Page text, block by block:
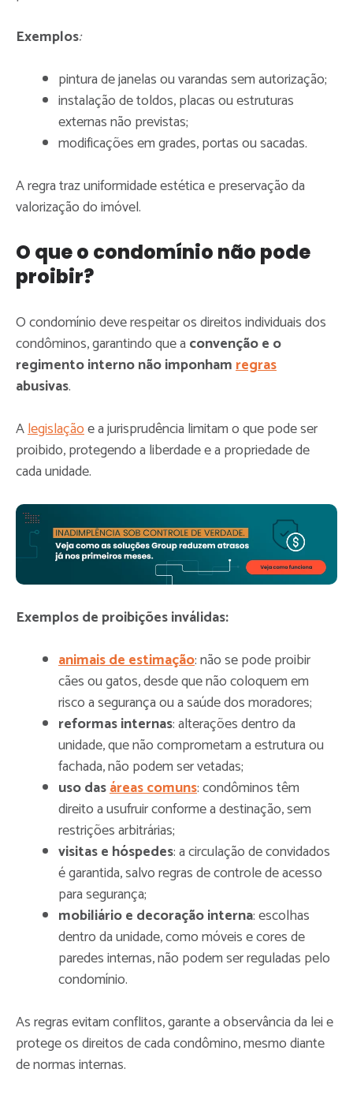
Exemplos:
pintura de janelas ou varandas sem autorização;
instalação de toldos, placas ou estruturas
externas não previstas;
modificações em grades, portas ou sacadas.
A regra traz uniformidade estética e preservação da
valorização do imóvel.
O que o condomínio não pode
proibir?
O condomínio deve respeitar os direitos individuais dos
condôminos, garantindo que a convenção e o
regimento interno não imponhamregras
abusivas.
Alegislaçãoe a jurisprudência limitam o que pode ser
proibido, protegendo a liberdade e a propriedade de
cada unidade.
Exemplos de proibições inválidas:
animais de estimação: não se pode proibir
cães ou gatos, desde que não coloquem em
risco a segurança ou a saúde dos moradores;
reformas internas: alterações dentro da
unidade, que não comprometam a estrutura ou
fachada, não podem ser vetadas;
uso dasáreas comuns: condôminos têm
direito a usufruir conforme a destinação, sem
restrições arbitrárias;
visitas e hóspedes: a circulação de convidados
é garantida, salvo regras de controle de acesso
para segurança;
mobiliário e decoração interna: escolhas
dentro da unidade, como móveis e cores de
paredes internas, não podem ser reguladas pelo
condomínio.
As regras evitam conflitos, garante a observância da lei e
protege os direitos de cada condômino, mesmo diante
de normas internas.